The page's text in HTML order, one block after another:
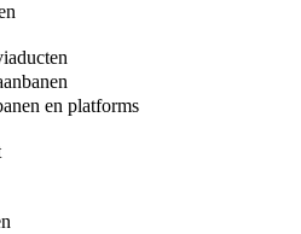
en platforms